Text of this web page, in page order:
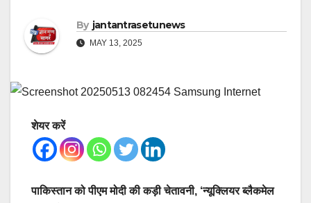
By jantantrasetunews
MAY 13, 2025
शेयर करें
पाकिस्तान को पीएम मोदी की कड़ी चेतावनी, ‘न्यूक्लियर ब्लैकमेल